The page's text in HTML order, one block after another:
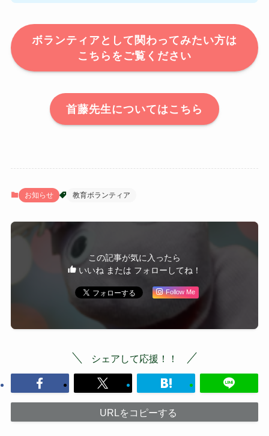
ボランティアとして関わってみたい方は
こちらをご覧ください
首藤先生についてはこちら
お知らせ 教育ボランティア
この記事が気に入ったら
いいね または フォローしてね！
Follow Me
シェアして応援！！
URLをコピーする